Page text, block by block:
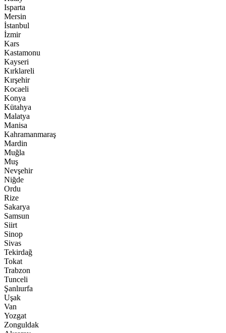
Isparta
Mersin
İstanbul
İzmir
Kars
Kastamonu
Kayseri
Kırklareli
Kırşehir
Kocaeli
Konya
Kütahya
Malatya
Manisa
Kahramanmaraş
Mardin
Muğla
Muş
Nevşehir
Niğde
Ordu
Rize
Sakarya
Samsun
Siirt
Sinop
Sivas
Tekirdağ
Tokat
Trabzon
Tunceli
Şanlıurfa
Uşak
Van
Yozgat
Zonguldak